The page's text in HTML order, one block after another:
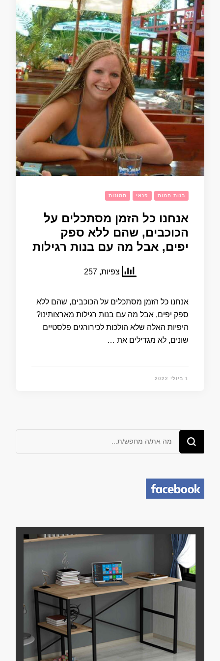
בנות חמות פנאי תמונות
אנחנו כל הזמן מסתכלים על
הכוכבים, שהם ללא ספק
יפים, אבל מה עם בנות רגילות
צפיות, 257
אנחנו כל הזמן מסתכלים על הכוכבים, שהם ללא
ספק יפים, אבל מה עם בנות רגילות מארצותינו?
היפיות האלה שלא הולכות לכירורגים פלסטיים
שונים, לא מגדילים את …
1 ביולי 2022
מחפש/ת
משהו?